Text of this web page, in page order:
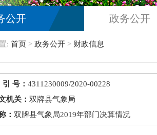
公开 政务公开
: 首页 > 政务公开 > 财政信息
号：4311230009/2020-00228
机关：双牌县气象局
：双牌县气象局2019年部门决算情况